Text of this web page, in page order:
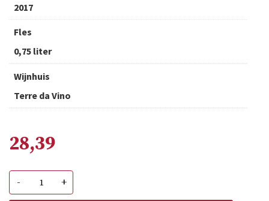
2017
Fles
0,75 liter
Wijnhuis
Terre da Vino
28,39
-
Colte
Essenze
+